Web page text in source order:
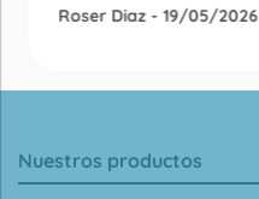
Roser Diaz - 19/05/2026
Nuestros productos